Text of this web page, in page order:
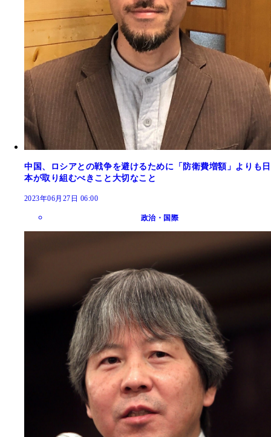
中国、ロシアとの戦争を避けるために「防衛費増額」よりも日
本が取り組むべきこと大切なこと
2023年06月27日 06:00
政治・国際